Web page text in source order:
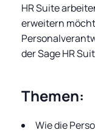
HR Suite
erweitern
der Sage HR
Themen:
Wie die